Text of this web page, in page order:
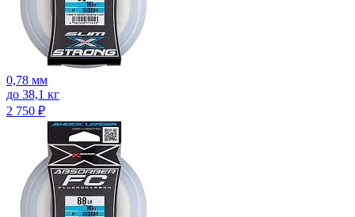
0,78 мм
до 38,1 кг
2 750 ₽